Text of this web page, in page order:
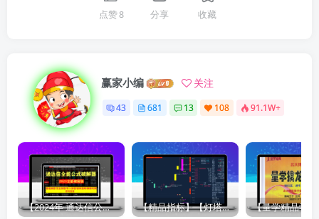
点赞8 分享 收藏
赢家小编 关注
43 681 13 108 91.1W+
【2024年 通达信公式解密器全能版】通达信指标公式密码解密器，全能版（无需卡密，不限电脑）原创独家 【精品指标】【灯塔竞价 七宝妙树 资金1号 龙年1号池】四合一完整版（众筹系列）